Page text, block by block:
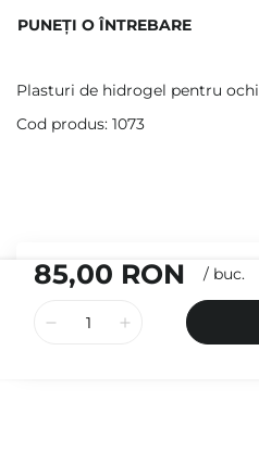
85,00 RON / buc.
PUNEȚI O ÎNTREBARE
Plasturi de hidrogel pentru ochi
Cod produs: 1073